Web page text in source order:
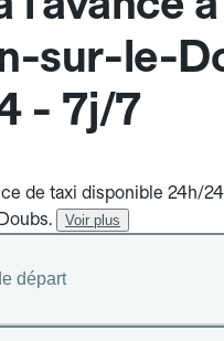
sur-le-
- 7j/7
de taxi disponible 24h/
Voir plus